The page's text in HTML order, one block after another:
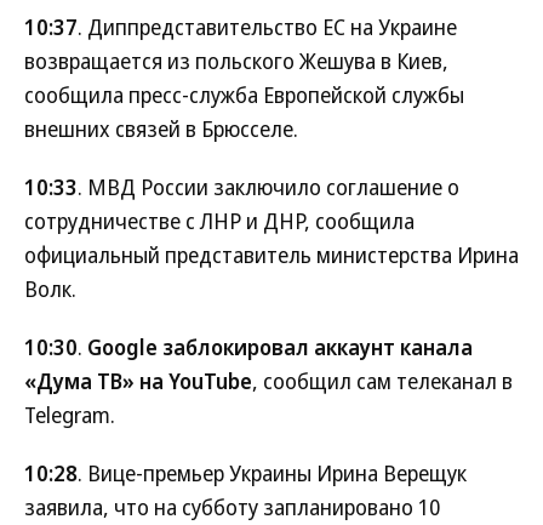
10:37. Диппредставительство ЕС на Украине
возвращается из польского Жешува в Киев,
сообщила пресс-служба Европейской службы
внешних связей в Брюсселе.
10:33. МВД России заключило соглашение о
сотрудничестве с ЛНР и ДНР, сообщила
официальный представитель министерства Ирина
Волк.
10:30. Google заблокировал аккаунт канала
«Дума ТВ» на YouTube, сообщил сам телеканал в
Telegram.
10:28. Вице-премьер Украины Ирина Верещук
заявила, что на субботу запланировано 10